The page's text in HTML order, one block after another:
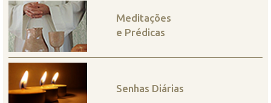
Meditações
e Prédicas
Senhas Diárias